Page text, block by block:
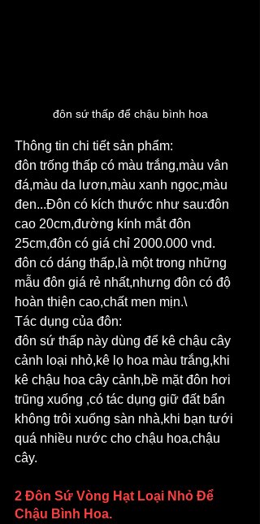
đôn sứ thấp để chậu bình hoa
Thông tin chi tiết sản phẩm:
đôn trống thấp có màu trắng,màu vân
đá,màu da lươn,màu xanh ngọc,màu
đen...Đôn có kích thước như sau:đôn
cao 20cm,đường kính mắt đôn
25cm,đôn có giá chỉ 2000.000 vnd.
đôn có dáng thấp,là một trong những
mẫu đôn giá rẻ nhất,nhưng đôn có độ
hoàn thiện cao,chất men mịn.\
Tác dụng của đôn:
đôn sứ thấp này dùng để kê chậu cây
cảnh loại nhỏ,kê lọ hoa màu trắng,khi
kê chậu hoa cây cảnh,bề mặt đôn hơi
trũng xuống ,có tác dụng giữ đất bẩn
không trôi xuống sàn nhà,khi bạn tưới
quá nhiều nước cho chậu hoa,chậu
cây.
2 Đôn Sứ Vòng Hạt Loại Nhỏ Để
Chậu Bình Hoa.